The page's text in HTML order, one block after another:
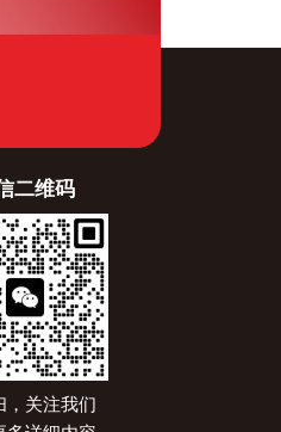
二维码
，关注我们